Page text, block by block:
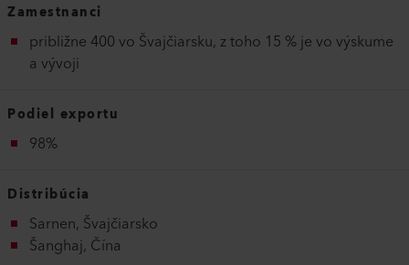
Zamestnanci
približne 400 vo Švajčiarsku, z toho 15 % je vo výskume
a vývoji
Podiel exportu
98%
Distribúcia
Sarnen, Švajčiarsko
Šanghaj, Čína